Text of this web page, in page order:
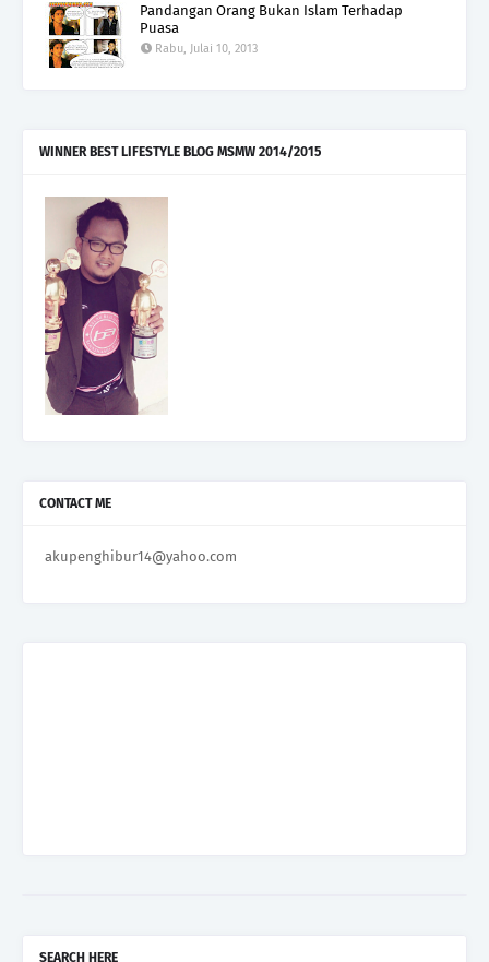
Pandangan Orang Bukan Islam Terhadap
Puasa
Rabu, Julai 10, 2013
WINNER BEST LIFESTYLE BLOG MSMW 2014/2015
CONTACT ME
akupenghibur14@yahoo.com
SEARCH HERE